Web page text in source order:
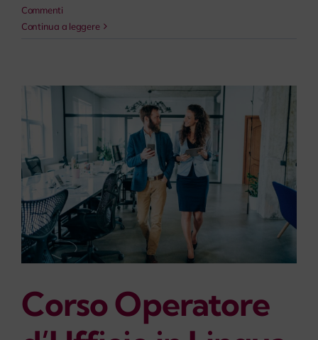
Commenti
Continua a leggere
Corso Operatore